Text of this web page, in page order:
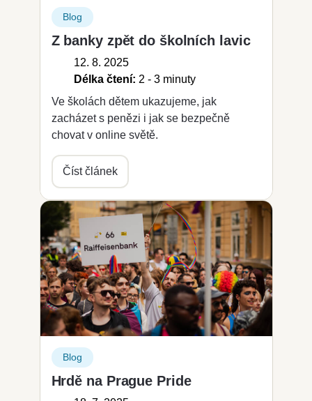
Blog
Z banky zpět do školních lavic
12. 8. 2025
Délka čtení: 2 - 3 minuty
Ve školách dětem ukazujeme, jak
zacházet s penězi i jak se bezpečně
chovat v online světě.
Číst článek
Blog
Hrdě na Prague Pride